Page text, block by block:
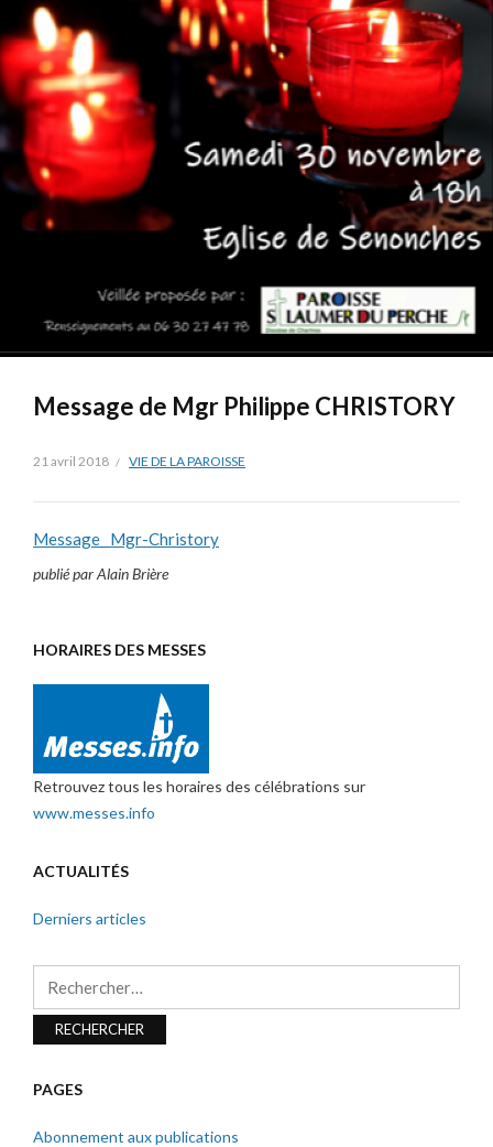
Message de Mgr Philippe CHRISTORY
21 avril 2018 VIE DE LA PAROISSE
Message_ Mgr-Christory
publié par Alain Brière
HORAIRES DES MESSES
Retrouvez tous les horaires des célébrations sur
www.messes.info
ACTUALITÉS
Derniers articles
PAGES
Abonnement aux publications